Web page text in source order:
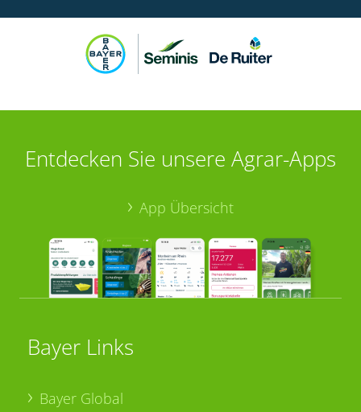
Entdecken Sie unsere Agrar-Apps
App Übersicht
Bayer Links
Bayer Global